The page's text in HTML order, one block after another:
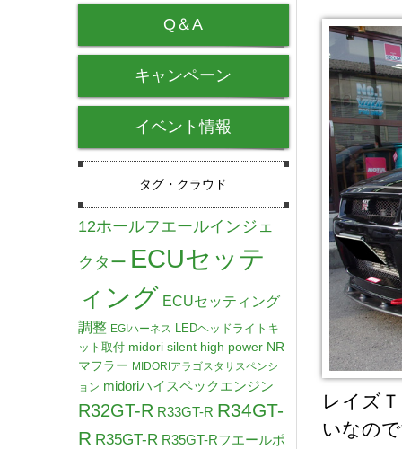
レイズ
いなの
Q＆A
キャンペーン
イベント情報
タグ・クラウド
12ホールフエールインジェ
クター ECUセッテ
ィング ECUセッティング
調整 EGIハーネス LEDヘッドライトキ
ット取付 midori silent high power NR
マフラー MIDORIアラゴスタサスペンシ
ョン midoriハイスペックエンジン
R32GT-R R33GT-R R34GT-
R R35GT-R R35GT-Rフエールポ